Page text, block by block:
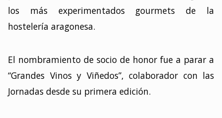
los más experimentados gourmets de la
hostelería aragonesa.
El nombramiento de socio de honor fue a parar a
“Grandes Vinos y Viñedos”, colaborador con las
Jornadas desde su primera edición.